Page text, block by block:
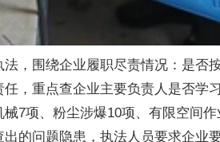
，围绕企业履职尽责情况：是
，重点查企业主要负责人是否
7项、粉尘涉爆10项、有限空间
的问题隐患，执法人员要求企业